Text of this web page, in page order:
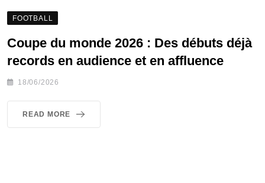
FOOTBALL
Coupe du monde 2026 : Des débuts déjà
records en audience et en affluence
18/06/2026
READ MORE